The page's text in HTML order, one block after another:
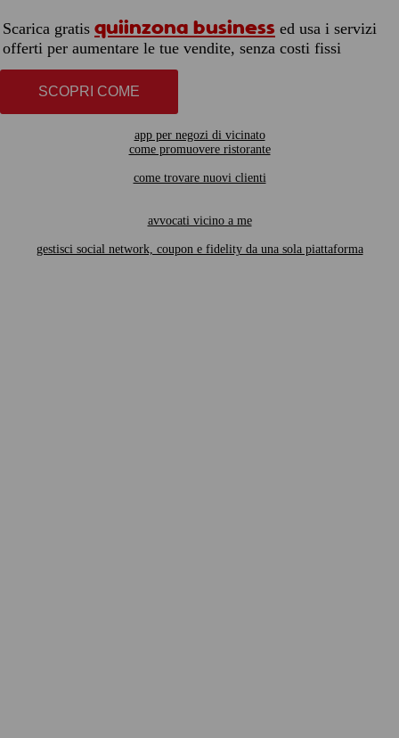
Scarica gratis quiinzona business ed usa i servizi
offerti per aumentare le tue vendite, senza costi fissi
SCOPRI COME
app per negozi di vicinato
come promuovere ristorante
come trovare nuovi clienti
avvocati vicino a me
gestisci social network, coupon e fidelity da una sola piattaforma